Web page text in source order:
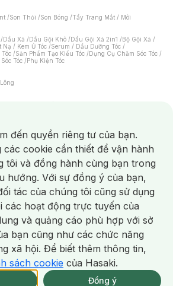
Giao Nhanh Miễn Phí 2H Xem chi tiết
THÔNG BÁO
/Son Thỏi /Son Bóng /Tẩy Trang Mắt / Môi
/Dầu Xả /Dầu Gội Khô /Dầu Gội Xả 2in1 /Bộ Gội Xả /
Nạ / Kem Ủ Tóc /Serum / Dầu Dưỡng Tóc /
/Sản Phẩm Tạo Kiểu Tóc /Dụng Cụ Chăm Sóc Tóc /
Tóc /Phụ Kiện Tóc
Massage/Mặt Nạ Xông Hơi /Nước Rửa Tay/
Chải Đánh Răng /Bàn Chải Điện/
Răng /Máy Tăm Nước/ Nước Súc Miệng/
Miệng / Dung Dịch Vệ Sinh/Dưỡng Vùng Kín/
Băng Vệ Sinh/Tampon/Bọt Cạo Râu /Dao Cạo Râu/
Khô / Mất Nước/ Da Lão Hóa/ Da Mụn/
Xỉn Màu Thâm / Nám / Tàn Nhang
/Viêm Da Cơ Địa
Da
Khô Dụng Cụ / Máy Rửa Mặt Máy Chăm Sóc Da
đến quyền riêng tư của bạn.
các cookie cần thiết để vận hành
tôi và đồng hành cùng bạn trong
hướng. Với sự đồng ý của bạn,
tác của chúng tôi cũng sử dụng
các hoạt động trực tuyến của
và quảng cáo phù hợp với sở
bạn cũng như các chức năng
xã hội. Để biết thêm thông tin,
sách cookie của Hasaki.
Đồng ý